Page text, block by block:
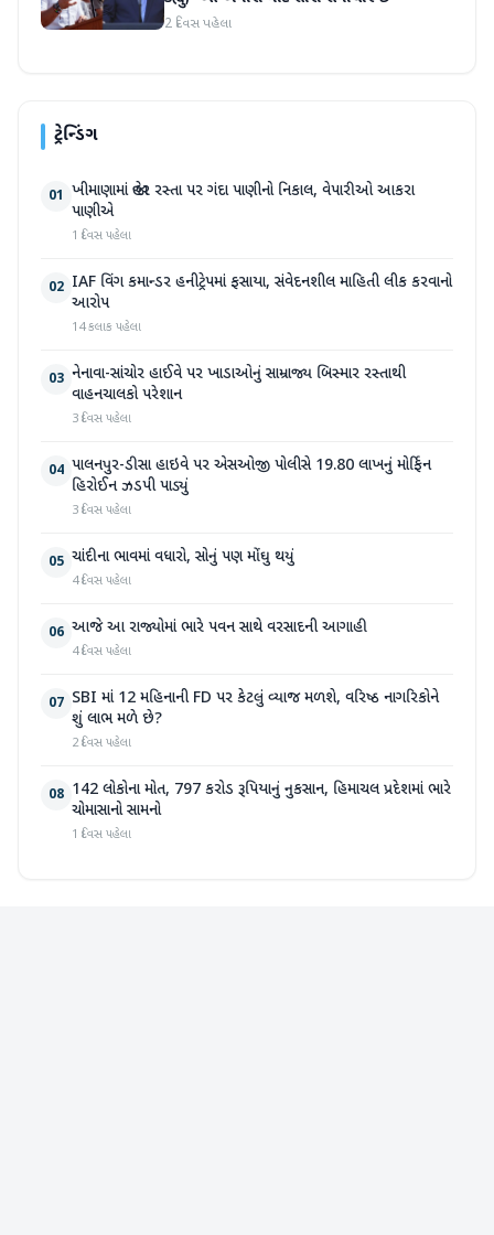
2 દિવસ પહેલા
ટ્રેન્ડિંગ
01 ખીમાણામાં જાહેર રસ્તા પર ગંદા પાણીનો નિકાલ, વેપારીઓ આકરા
પાણીએ
1 દિવસ પહેલા
02 IAF વિંગ કમાન્ડર હનીટ્રેપમાં ફસાયા, સંવેદનશીલ માહિતી લીક કરવાનો
આરોપ
14 કલાક પહેલા
03 નેનાવા-સાંચોર હાઈવે પર ખાડાઓનું સામ્રાજ્ય બિસ્માર રસ્તાથી
વાહનચાલકો પરેશાન
3 દિવસ પહેલા
04 પાલનપુર-ડીસા હાઇવે પર એસઓજી પોલીસે 19.80 લાખનું મોર્ફિન
હિરોઈન ઝડપી પાડ્યું
3 દિવસ પહેલા
05 ચાંદીના ભાવમાં વધારો, સોનું પણ મોંઘુ થયું
4 દિવસ પહેલા
06 આજે આ રાજ્યોમાં ભારે પવન સાથે વરસાદની આગાહી
4 દિવસ પહેલા
07 SBI માં 12 મહિનાની FD પર કેટલું વ્યાજ મળશે, વરિષ્ઠ નાગરિકોને
શું લાભ મળે છે?
2 દિવસ પહેલા
08 142 લોકોના મોત, 797 કરોડ રૂપિયાનું નુકસાન, હિમાચલ પ્રદેશમાં ભારે
ચોમાસાનો સામનો
1 દિવસ પહેલા